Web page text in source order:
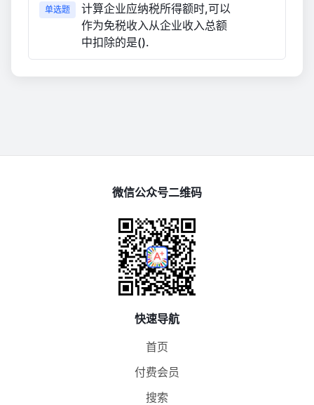
单选题
计算企业应纳税所得额时,可以
作为免税收入从企业收入总额
中扣除的是().
微信公众号二维码
快速导航
首页
付费会员
搜索